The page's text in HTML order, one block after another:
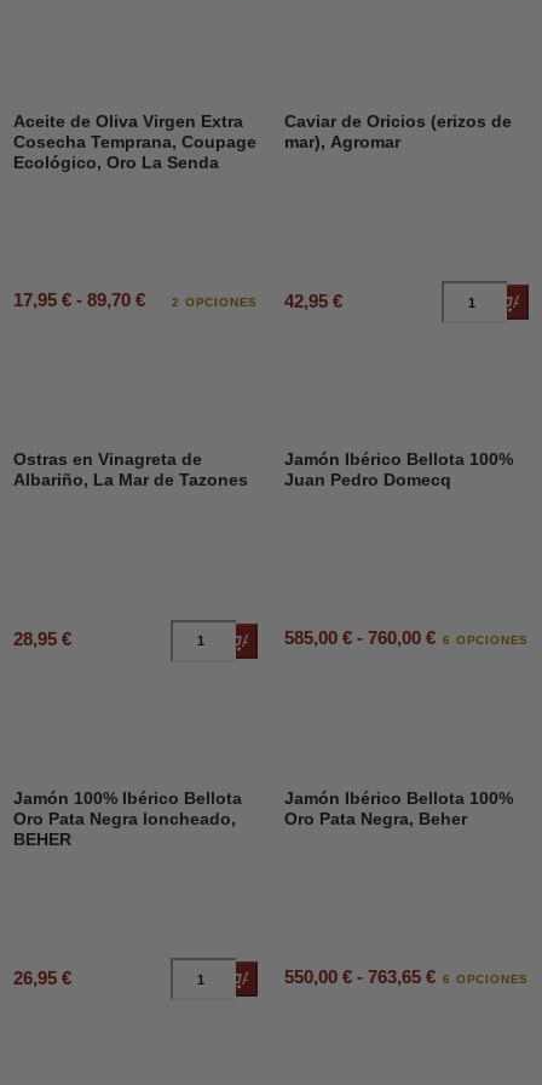
Aceite de Oliva Virgen Extra
Cosecha Temprana, Coupage
Ecológico, Oro La Senda
17,95 € - 89,70 € 2 OPCIONES
Caviar de Oricios (erizos de
mar), Agromar
42,95 €
Ostras en Vinagreta de
Albariño, La Mar de Tazones
28,95 € Añadir al carrito
Jamón Ibérico Bellota 100%
Juan Pedro Domecq
585,00 € - 760,00 € 6 OPCIONES
Jamón 100% Ibérico Bellota
Oro Pata Negra loncheado,
BEHER
26,95 € Añadir al carrito
Jamón Ibérico Bellota 100%
Oro Pata Negra, Beher
550,00 € - 763,65 € 6 OPCIONES